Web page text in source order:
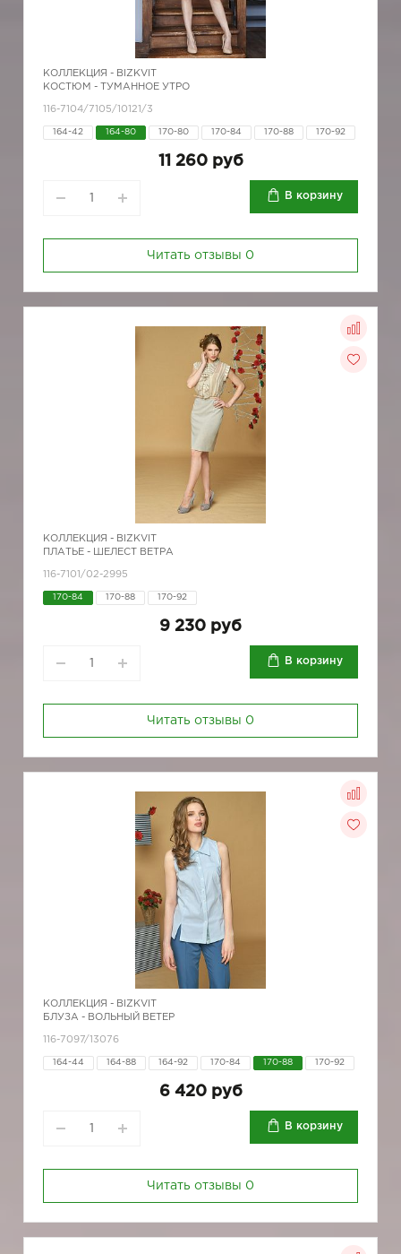
КОЛЛЕКЦИЯ - BIZKVIT
КОСТЮМ - ТУМАННОЕ УТРО
116-7104/7105/10121/3
164-42 164-80 170-80 170-84 170-88 170-92
11 260 руб
В корзину
Читать отзывы 0
КОЛЛЕКЦИЯ - BIZKVIT
ПЛАТЬЕ - ШЕЛЕСТ ВЕТРА
116-7101/02-2995
170-84 170-88 170-92
9 230 руб
В корзину
Читать отзывы 0
КОЛЛЕКЦИЯ - BIZKVIT
БЛУЗА - ВОЛЬНЫЙ ВЕТЕР
116-7097/13076
164-44 164-88 164-92 170-84 170-88 170-92
6 420 руб
В корзину
Читать отзывы 0